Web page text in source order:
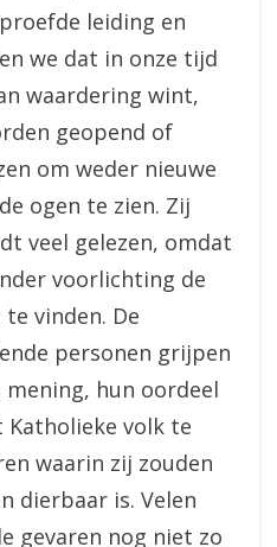
leiding en
we dat in onze tijd
waardering wint,
geopend of
om weder nieuwe
ogen te zien. Zij
veel gelezen, omdat
voorlichting de
vinden. De
personen grijpen
hun oordeel
volk te
waarin zij zouden
dierbaar is. Velen
gevaren nog niet zo